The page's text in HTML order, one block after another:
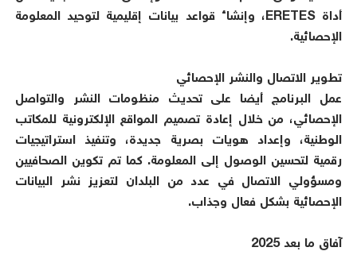
أداة ERETES، وإنشاء قواعد بيانات إقليمية لتوحيد المعلومة
الإحصائية.
تطوير الاتصال والنشر الإحصائي
عمل البرنامج أيضا على تحديث منظومات النشر والتواصل
الإحصائي، من خلال إعادة تصميم المواقع الإلكترونية للمكاتب
الوطنية، وإعداد هويات بصرية جديدة، وتنفيذ استراتيجيات
رقمية لتحسين الوصول إلى المعلومة. كما تم تكوين الصحافيين
ومسؤولي الاتصال في عدد من البلدان لتعزيز نشر البيانات
الإحصائية بشكل فعال وجذاب.
آفاق ما بعد 2025